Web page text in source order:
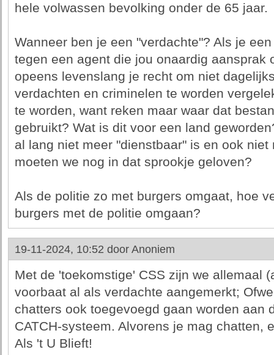
hele volwassen bevolking onder de 65 jaar.
Wanneer ben je een "verdachte"? Als je
tegen een agent die jou onaardig aansprak
opeens levenslang je recht om niet
verdachten en criminelen te worden
te worden, want reken maar waar dat
gebruikt? Wat is dit voor een land
al lang niet meer "dienstbaar" is en ook
moeten we nog in dat sprookje geloven?
Als de politie zo met burgers omgaat, hoe
burgers met de politie omgaan?
19-11-2024, 10:52 door Anoniem
Met de 'toekomstige' CSS zijn we allemaal
voorbaat al als verdachte aangemerkt;
chatters ook toegevoegd gaan worden aan
CATCH-systeem. Alvorens je mag chatten,
Als 't U Blieft!